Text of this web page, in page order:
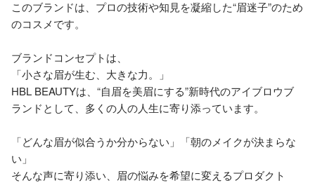
このブランドは、プロの技術や知見を凝縮した“眉迷子”のため
のコスメです。
ブランドコンセプトは、
「小さな眉が生む、大きな力。」
HBL BEAUTYは、“自眉を美眉にする”新時代のアイブロウブ
ランドとして、多くの人の人生に寄り添っています。
「どんな眉が似合うか分からない」「朝のメイクが決まらな
い」
そんな声に寄り添い、眉の悩みを希望に変えるプロダクト